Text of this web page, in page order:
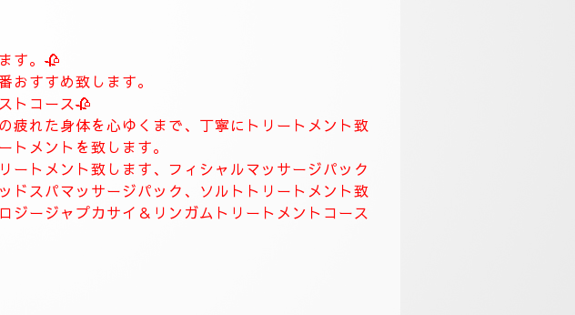
ロンです。お客様へのおもてなしを一番に大切にしています。
な接客、カウンセリングを致します。
ントで心身共にリラックスして頂き、ワンランク上のおもてな
トメントで癒やします。
を中心としたお店になります。
メンテナスサロンを目指します。
ております。
を高めていきます。
メントサロン貸し切りゆっくりトリートメント致します。
サロンです。
す。